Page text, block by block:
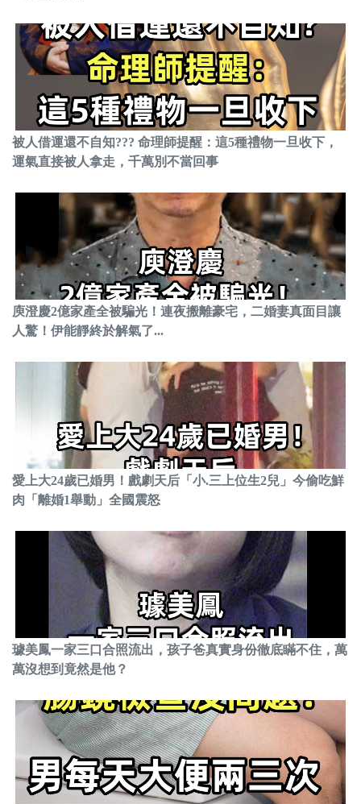
被人借運還不自知??? 命理師提醒：這5種禮物一旦收下，
運氣直接被人拿走，千萬別不當回事
庾澄慶2億家產全被騙光！連夜搬離豪宅，二婚妻真面目讓
人驚！伊能靜終於解氣了...
愛上大24歲已婚男！戲劇天后「小.三上位生2兒」今偷吃鮮
肉「離婚1舉動」全國震怒
璩美鳳一家三口合照流出，孩子爸真實身份徹底瞞不住，萬
萬沒想到竟然是他？